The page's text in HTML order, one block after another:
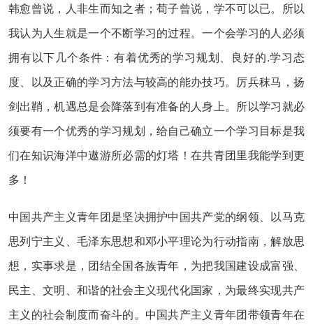
韩愈曾说，人非生而知之者；荀子曾说，学不可以已。所以
我认为人生就是一个不断学习的过程。一个会学习的人必须
拥有以下几个条件：有着优秀的学习规划、良好的.学习态
度、以及正确的学习方法与较高的能办技巧。厉兵秣马，扬
剑出鞘，机遇总是会降落到有准备的人身上。所以学习就必
须要有一个优秀的学习规划，给自己确立一个学习目标是我
们在知识海洋中遨游所必需的灯塔！在共青团里我能学到更
多！
中国共产主义青年团是坚决拥护中国共产党的纲领、以马克
思列宁主义、毛泽东思想和邓小平理论为行动指南，解放思
想，实事求是，团结全国各族青年，为把我国建设成富强、
民主、文明、和谐的社会主义现代化国家，为最终实现共产
主义的社会制度而奋斗的。中国共产主义青年团带领青年在